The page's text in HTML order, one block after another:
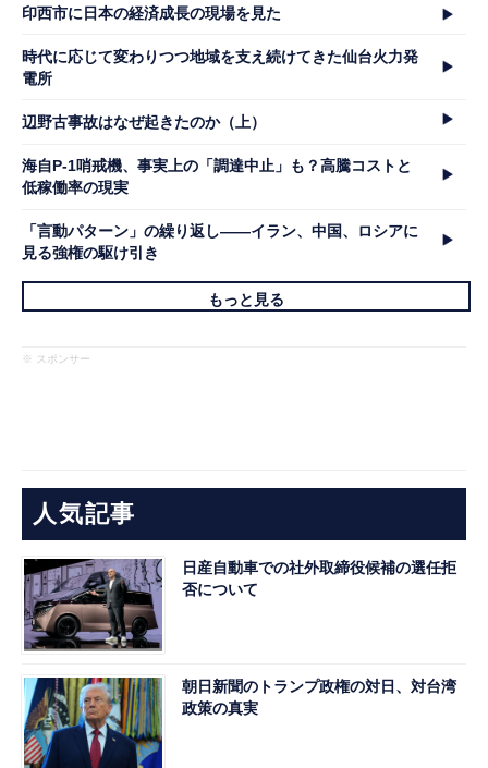
印西市に日本の経済成長の現場を見た
時代に応じて変わりつつ地域を支え続けてきた仙台火力発
電所
辺野古事故はなぜ起きたのか（上）
海自P-1哨戒機、事実上の「調達中止」も？高騰コストと
低稼働率の現実
「言動パターン」の繰り返し――イラン、中国、ロシアに
見る強権の駆け引き
もっと見る
※ スポンサー
人気記事
日産自動車での社外取締役候補の選任拒
否について
朝日新聞のトランプ政権の対日、対台湾
政策の真実